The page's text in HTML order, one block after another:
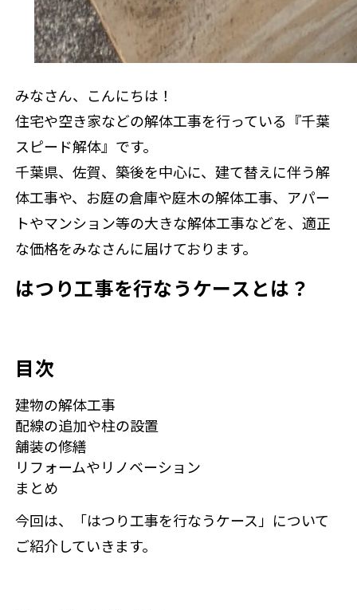
みなさん、こんにちは！
住宅や空き家などの解体工事を行っている『千葉
スピード解体』です。
千葉県、佐賀、築後を中心に、建て替えに伴う解
体工事や、お庭の倉庫や庭木の解体工事、アパー
トやマンション等の大きな解体工事などを、適正
な価格をみなさんに届けております。
はつり工事を行なうケースとは？
目次
建物の解体工事
配線の追加や柱の設置
舗装の修繕
リフォームやリノベーション
まとめ
今回は、「はつり工事を行なうケース」について
ご紹介していきます。